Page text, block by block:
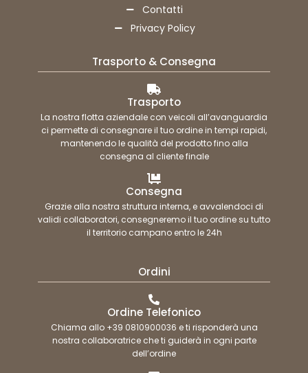
Contatti
Privacy Policy
Trasporto & Consegna
Trasporto
La nostra flotta aziendale con veicoli all’avanguardia
ci permette di consegnare il tuo ordine in tempi rapidi,
mantenendo le qualità del prodotto fino alla
consegna al cliente finale
Consegna
Grazie alla nostra struttura interna, e avvalendoci di
validi collaboratori, consegneremo il tuo ordine su tutto
il territorio campano entro le 24h
Ordini
Ordine Telefonico
Chiama allo +39 0810900036 e ti risponderà una
nostra collaboratrice che ti guiderà in ogni parte
dell’ordine